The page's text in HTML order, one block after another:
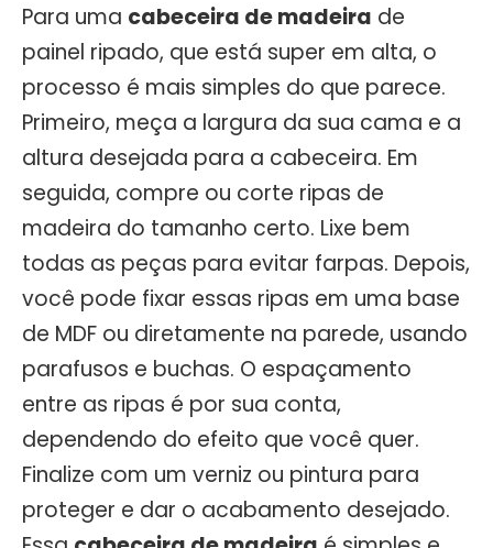
Para uma cabeceira de madeira de
painel ripado, que está super em alta, o
processo é mais simples do que parece.
Primeiro, meça a largura da sua cama e a
altura desejada para a cabeceira. Em
seguida, compre ou corte ripas de
madeira do tamanho certo. Lixe bem
todas as peças para evitar farpas. Depois,
você pode fixar essas ripas em uma base
de MDF ou diretamente na parede, usando
parafusos e buchas. O espaçamento
entre as ripas é por sua conta,
dependendo do efeito que você quer.
Finalize com um verniz ou pintura para
proteger e dar o acabamento desejado.